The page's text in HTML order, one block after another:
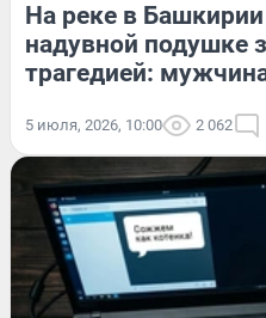
На реке в
надувной подушке
трагедией:
5 июля, 2026, 10:00 2 062